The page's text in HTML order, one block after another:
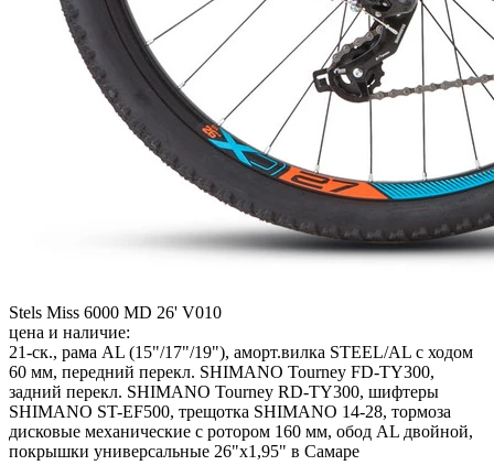
Stels Miss 6000 MD 26' V010
цена и наличие:
21-ск., рама AL (15"/17"/19"), аморт.вилка STEEL/AL с ходом
60 мм, передний перекл. SHIMANO Tourney FD-TY300,
задний перекл. SHIMANO Tourney RD-TY300, шифтеры
SHIMANO ST-EF500, трещотка SHIMANO 14-28, тормоза
дисковые механические с ротором 160 мм, обод AL двойной,
покрышки универсальные 26"х1,95" в Самаре